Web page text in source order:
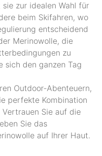
zur idealen Wahl für
beim Skifahren, wo
entscheidend
Merinowolle, die
zu
sich den ganzen Tag
Outdoor-Abenteuern,
perfekte Kombination
Sie auf die
Sie das
auf Ihrer Haut.